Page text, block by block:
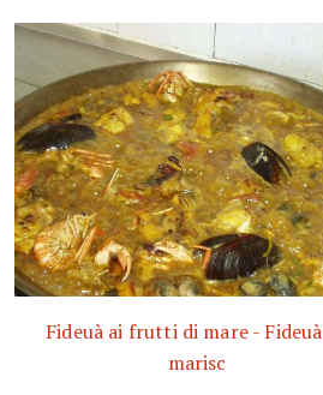
Fideuà ai frutti di mare -
marisc